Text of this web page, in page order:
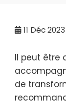
11 Déc 2023
Il peut être
de